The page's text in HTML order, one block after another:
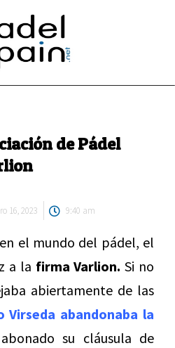
de Pádel
16, 2023 9:40 am
el mundo del pádel, el
a la firma Varlion. Si no
abiertamente de las
Virseda abandonaba la
su cláusula de